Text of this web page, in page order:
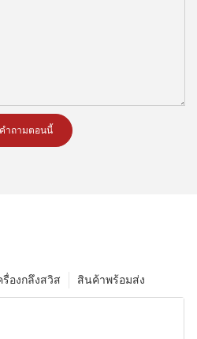
ำถามตอนนี้
สินค้าพร้อมส่ง
รื่องกลึงสวิส